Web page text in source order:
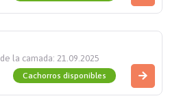
la camada: 21.09.2025
Cachorros disponibles